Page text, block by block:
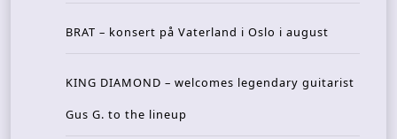
BRAT – konsert på Vaterland i Oslo i august
KING DIAMOND – welcomes legendary guitarist
Gus G. to the lineup